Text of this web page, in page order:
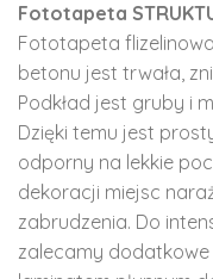
Fototapeta
Fototapeta
betonu jest trwała,
Podkład jest gruby i
Dzięki temu jest
odporny na lekkie
dekoracji miejsc
zabrudzenia. Do
zalecamy